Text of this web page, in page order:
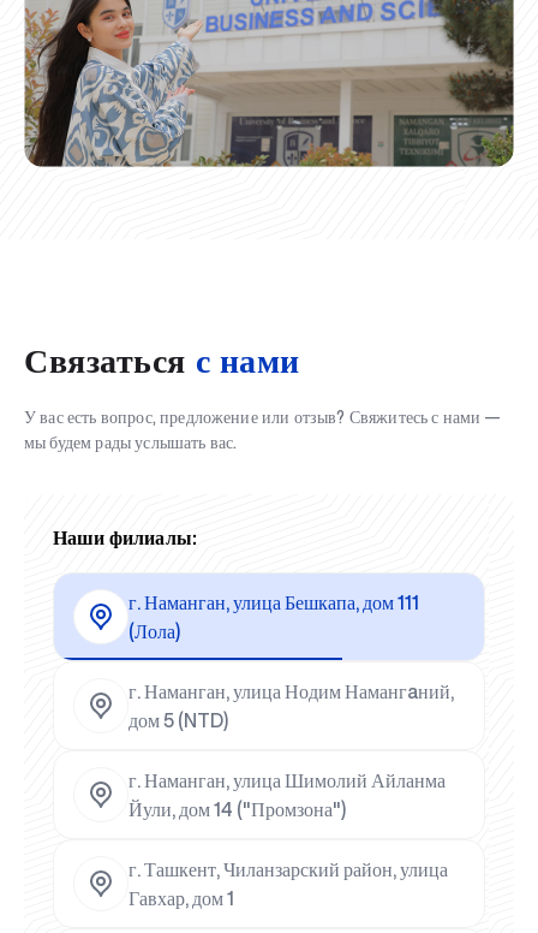
Связаться с нами
У вас есть вопрос, предложение или отзыв? Свяжитесь с нами —
мы будем рады услышать вас.
Наши филиалы:
г. Наманган, улица Бешкапа, дом 111
(Лола)
г. Наманган, улица Нодим Намангaний,
дом 5 (NTD)
г. Наманган, улица Шимолий Айланма
Йули, дом 14 ("Промзона")
г. Ташкент, Чиланзарский район, улица
Гавхар, дом 1